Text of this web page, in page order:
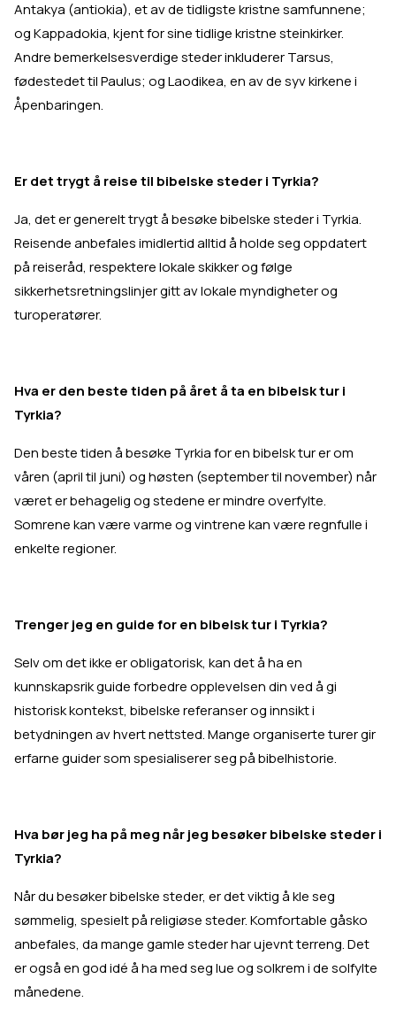
Antakya (antiokia), et av de tidligste kristne samfunnene;
og Kappadokia, kjent for sine tidlige kristne steinkirker.
Andre bemerkelsesverdige steder inkluderer Tarsus,
fødestedet til Paulus; og Laodikea, en av de syv kirkene i
Åpenbaringen.
Er det trygt å reise til bibelske steder i Tyrkia?
Ja, det er generelt trygt å besøke bibelske steder i Tyrkia.
Reisende anbefales imidlertid alltid å holde seg oppdatert
på reiseråd, respektere lokale skikker og følge
sikkerhetsretningslinjer gitt av lokale myndigheter og
turoperatører.
Hva er den beste tiden på året å ta en bibelsk tur i
Tyrkia?
Den beste tiden å besøke Tyrkia for en bibelsk tur er om
våren (april til juni) og høsten (september til november) når
været er behagelig og stedene er mindre overfylte.
Somrene kan være varme og vintrene kan være regnfulle i
enkelte regioner.
Trenger jeg en guide for en bibelsk tur i Tyrkia?
Selv om det ikke er obligatorisk, kan det å ha en
kunnskapsrik guide forbedre opplevelsen din ved å gi
historisk kontekst, bibelske referanser og innsikt i
betydningen av hvert nettsted. Mange organiserte turer gir
erfarne guider som spesialiserer seg på bibelhistorie.
Hva bør jeg ha på meg når jeg besøker bibelske steder i
Tyrkia?
Når du besøker bibelske steder, er det viktig å kle seg
sømmelig, spesielt på religiøse steder. Komfortable gåsko
anbefales, da mange gamle steder har ujevnt terreng. Det
er også en god idé å ha med seg lue og solkrem i de solfylte
månedene.